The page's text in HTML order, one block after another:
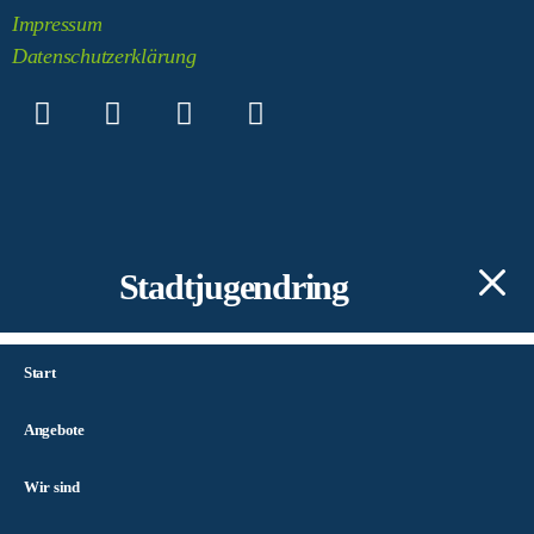
Impressum
Datenschutzerklärung
Stadtjugendring
Start
Angebote
Wir sind